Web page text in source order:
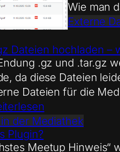
Wie man
Externe
Dateien hochladen –
.gz und .tar.gz
da diese Dateien
Dateien für die
der Mediathek
Plugin?
Meetup